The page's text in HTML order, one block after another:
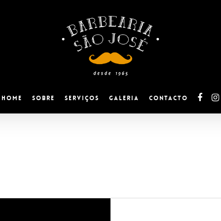
Home Sobre Serviços Galeria Contacto